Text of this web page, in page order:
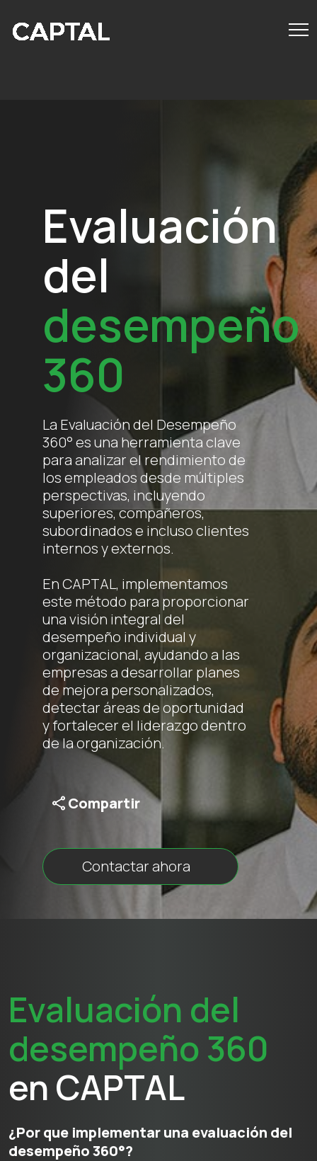
Evaluación
del
desempeño
360
La Evaluación del Desempeño
360° es una herramienta clave
para analizar el rendimiento de
los empleados desde múltiples
perspectivas, incluyendo
superiores, compañeros,
subordinados e incluso clientes
internos y externos.
En CAPTAL, implementamos
este método para proporcionar
una visión integral del
desempeño individual y
organizacional, ayudando a las
empresas a desarrollar planes
de mejora personalizados,
detectar áreas de oportunidad
y fortalecer el liderazgo dentro
de la organización.
Compartir
Contactar ahora
Evaluación del
desempeño 360
en CAPTAL
¿Por que implementar una evaluación del
desempeño 360°?